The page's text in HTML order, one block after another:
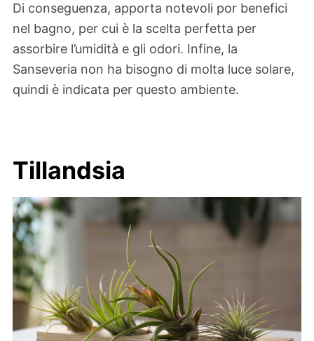
Di conseguenza, apporta notevoli por benefici
nel bagno, per cui è la scelta perfetta per
assorbire l’umidità e gli odori. Infine, la
Sanseveria non ha bisogno di molta luce solare,
quindi è indicata per questo ambiente.
Tillandsia